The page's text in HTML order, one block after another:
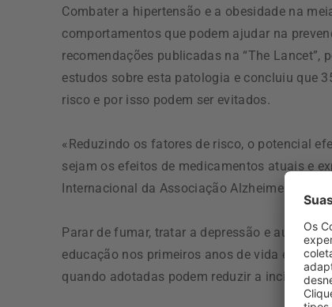
Combater a hipertensão e a obesidade na
comportamentos que podem ajudar na
recomendações publicadas na “The
estudos sobre esta patologia e concluiu que
risco e por isso podem ser evitados.
«Reduzindo os fatores de risco, o potencial
sejam os efeitos de medicamentos atuais e
Internacional da Associação Alzheimer 2017,
Parar de fumar, tratar a depressão e
educação nos primeiros anos de vida e
quando adotadas podem reduzir a incidência